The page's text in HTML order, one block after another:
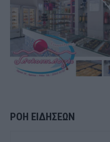
ΡΟΗ ΕΙΔΗΣΕΩΝ